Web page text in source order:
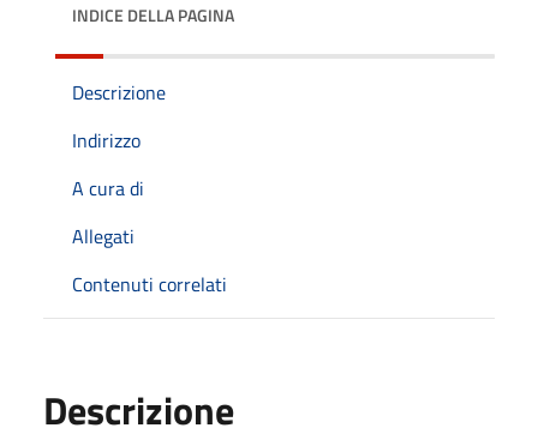
INDICE DELLA PAGINA
Descrizione
Indirizzo
A cura di
Allegati
Contenuti correlati
Descrizione